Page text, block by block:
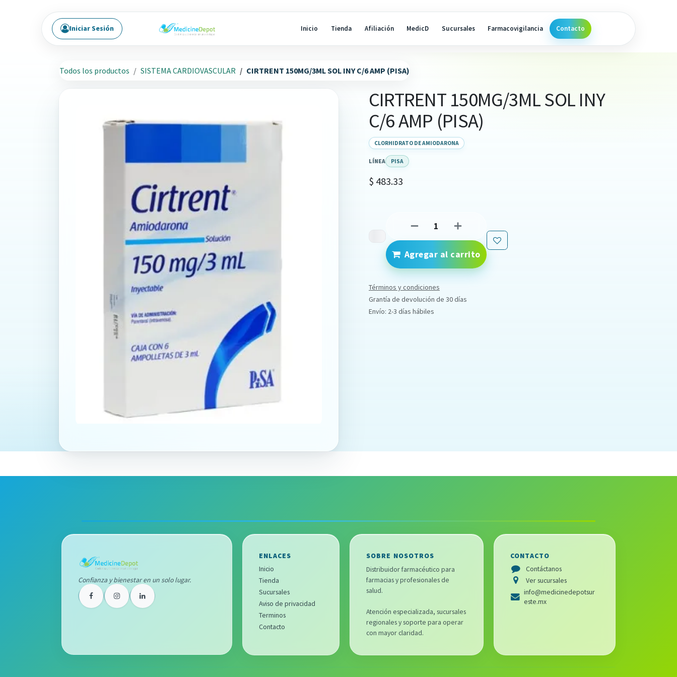
Inicio Tienda Afiliación MedicD Sucursales Farmacovigilancia Contacto
Iniciar Sesión
Todos los productos SISTEMA CARDIOVASCULAR CIRTRENT 150MG/3ML SOL INY C/6 AMP (PISA)
CIRTRENT 150MG/3ML SOL INY
C/6 AMP (PISA)
CLORHIDRATO DE AMIODARONA
LÍNEA PISA
$ 483.33
Agregar al carrito
Términos y condiciones
Grantía de devolución de 30 días
Envío: 2-3 días hábiles
Confianza y bienestar en un solo lugar.
ENLACES
Inicio
Tienda
Sucursales
Aviso de privacidad
Terminos
Contacto
SOBRE NOSOTROS
Distribuidor farmacéutico para
farmacias y profesionales de
salud.
Atención especializada, sucursales
regionales y soporte para operar
con mayor claridad.
CONTACTO
Contáctanos
Ver sucursales
info@medicinedepotsur
este.mx